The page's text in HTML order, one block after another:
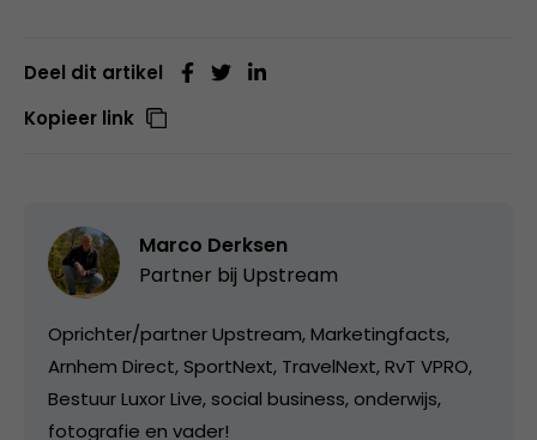
Deel dit artikel
Kopieer link
Marco Derksen
Partner bij Upstream
Oprichter/partner Upstream, Marketingfacts,
Arnhem Direct, SportNext, TravelNext, RvT VPRO,
Bestuur Luxor Live, social business, onderwijs,
fotografie en vader!